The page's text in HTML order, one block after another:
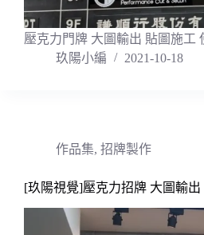
壓克力門牌 大圖輸出 貼圖施工
玖陽小編
2021-10-18
作品集, 招牌製作
[玖陽視覺]壓克力招牌 大圖輸出